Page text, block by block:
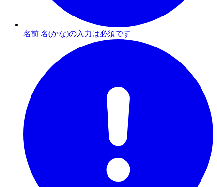
名前 名(かな)の入力は必須です